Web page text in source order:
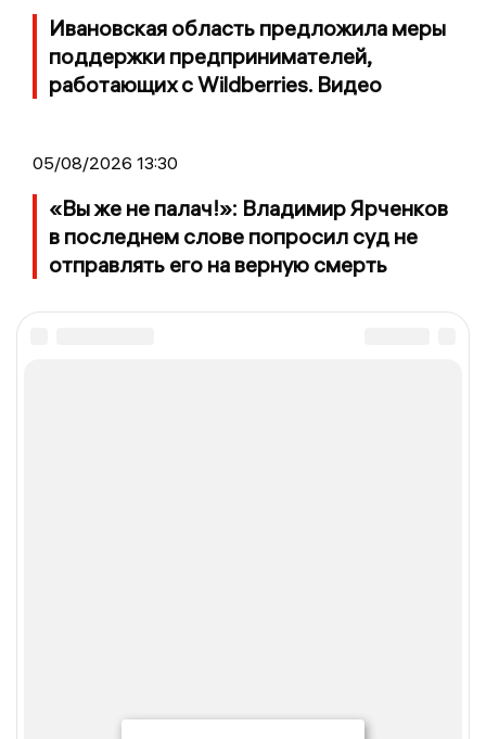
Ивановская область предложила меры
поддержки предпринимателей,
работающих с Wildberries. Видео
05/08/2026 13:30
«Вы же не палач!»: Владимир Ярченков
в последнем слове попросил суд не
отправлять его на верную смерть